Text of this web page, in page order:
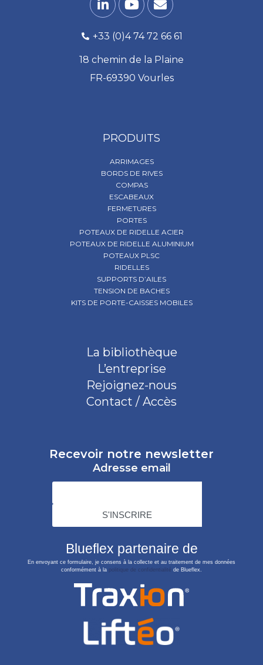
+33 (0)4 74 72 66 61
18 chemin de la Plaine
FR-69390 Vourles
PRODUITS
ARRIMAGES
BORDS DE RIVES
COMPAS
ESCABEAUX
FERMETURES
PORTES
POTEAUX DE RIDELLE ACIER
POTEAUX DE RIDELLE ALUMINIUM
POTEAUX PLSC
RIDELLES
SUPPORTS D’AILES
TENSION DE BACHES
KITS DE PORTE-CAISSES MOBILES
La bibliothèque
L’entreprise
Rejoignez-nous
Contact / Accès
Recevoir notre newsletter
Adresse email
Blueflex partenaire de
En envoyant ce formulaire, je consens à la collecte et au traitement de mes données
conformément à la politique de confidentialité de Blueflex.